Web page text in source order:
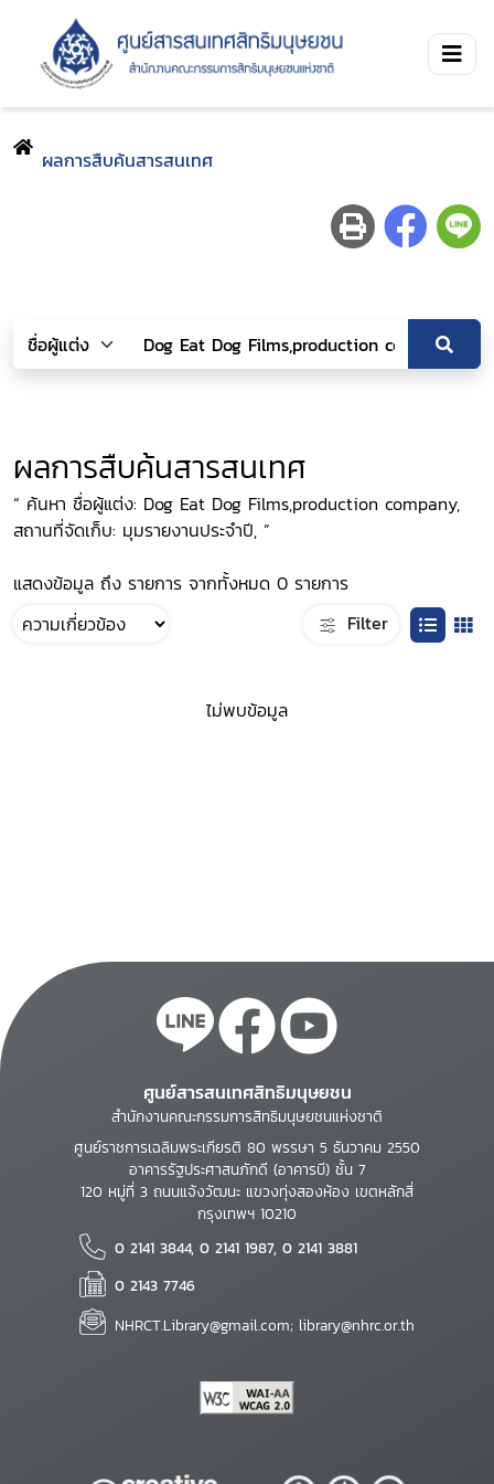
ผลการสืบค้นสารสนเทศ
ผลการสืบค้นสารสนเทศ
“ ค้นหา ชื่อผู้แต่ง: Dog Eat Dog Films,production company,
สถานที่จัดเก็บ: มุมรายงานประจำปี, ”
แสดงข้อมูล ถึง รายการ จากทั้งหมด 0 รายการ
Filter
ไม่พบข้อมูล
ศูนย์สารสนเทศสิทธิมนุษยชน
สำนักงานคณะกรรมการสิทธิมนุษยชนแห่งชาติ
ศูนย์ราชการเฉลิมพระเกียรติ 80 พรรษา 5 ธันวาคม 2550
อาคารรัฐประศาสนภักดี (อาคารบี) ชั้น 7
120 หมู่ที่ 3 ถนนแจ้งวัฒนะ แขวงทุ่งสองห้อง เขตหลักสี่
กรุงเทพฯ 10210
0 2141 3844, 0 2141 1987, 0 2141 3881
0 2143 7746
NHRCT.Library@gmail.com; library@nhrc.or.th